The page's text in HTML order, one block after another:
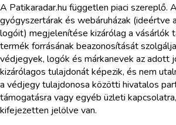
A Patikaradar.hu független piaci szereplő.
gyógyszertárak és webáruházak (ideértve
logóit) megjelenítése kizárólag a vásárlók
termék forrásának beazonosítását
védjegyek, logók és márkanevek az adott
kizárólagos tulajdonát képezik, és nem
a védjegy tulajdonosa közötti hivatalos
támogatásra vagy egyéb üzleti
kifejezetten jelölve van.